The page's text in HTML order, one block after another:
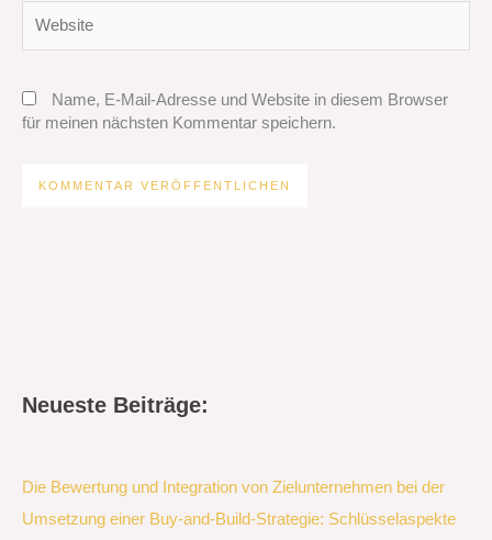
Name, E-Mail-Adresse und Website in diesem Browser
für meinen nächsten Kommentar speichern.
Neueste Beiträge:
Die Bewertung und Integration von Zielunternehmen bei der
Umsetzung einer Buy-and-Build-Strategie: Schlüsselaspekte